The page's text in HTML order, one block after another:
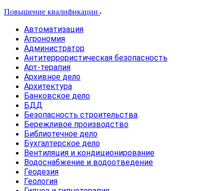
Повышение квалификации
Автоматизация
Агрономия
Администратор
Антитеррористическая безопасность
Арт-терапия
Архивное дело
Архитектура
Банковское дело
БДД
Безопасность строительства
Бережливое производство
Библиотечное дело
Бухгалтерское дело
Вентиляция и кондиционирование
Водоснабжение и водоотведение
Геодезия
Геология